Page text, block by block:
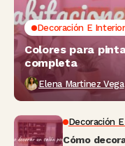
Decoración E
Colores para
completa
Elena Martinez Vega
Decoración
Cómo